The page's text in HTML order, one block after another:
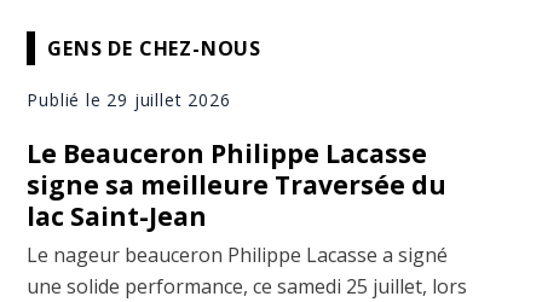
GENS DE CHEZ-NOUS
Publié le 29 juillet 2026
Le Beauceron Philippe Lacasse
signe sa meilleure Traversée du
lac Saint-Jean
Le nageur beauceron Philippe Lacasse a signé
une solide performance, ce samedi 25 juillet, lors